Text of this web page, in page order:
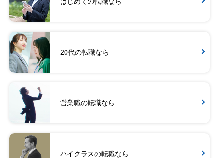
20代の転職なら
営業職の転職なら
ハイクラスの転職なら